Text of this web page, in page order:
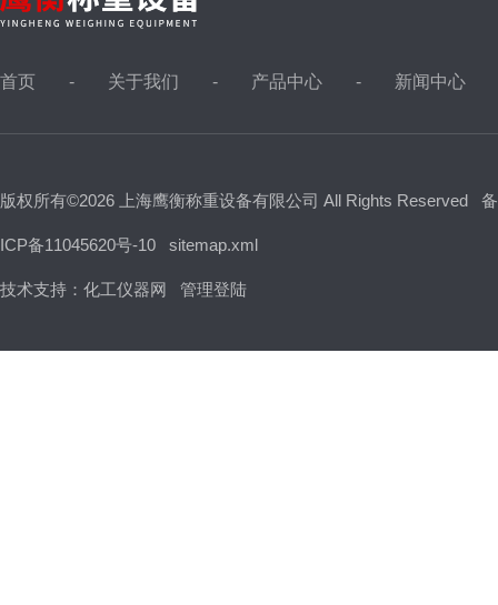
首页 关于我们 产品中心 新闻中心
版权所有©2026 上海鹰衡称重设备有限公司 All Rights Reserved
ICP备11045620号-10 sitemap.xml
技术支持： 化工仪器网 管理登陆